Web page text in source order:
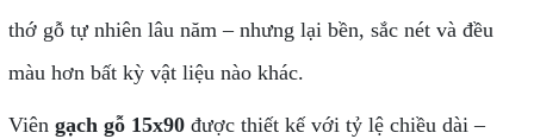
thớ gỗ tự nhiên lâu năm – nhưng lại bền, sắc nét và đều
màu hơn bất kỳ vật liệu nào khác.
Viên gạch gỗ 15x90 được thiết kế với tỷ lệ chiều dài –